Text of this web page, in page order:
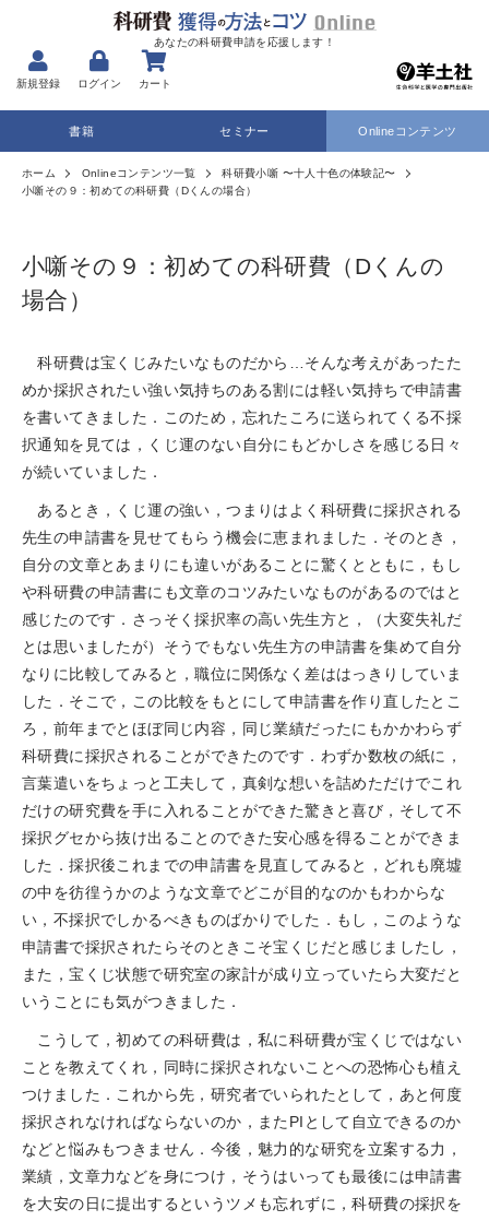
あなたの科研費申請を応援します！
新規登録 ログイン カート
書籍 セミナー Onlineコンテンツ
ホーム Onlineコンテンツ一覧
科研費小噺 〜十人十色の体験記〜
小噺その９：初めての科研費（Dくんの場合）
小噺その９：初めての科研費（Dくんの
場合）
科研費は宝くじみたいなものだから…そんな考えがあったた
めか採択されたい強い気持ちのある割には軽い気持ちで申請書
を書いてきました．このため，忘れたころに送られてくる不採
択通知を見ては，くじ運のない自分にもどかしさを感じる日々
が続いていました．
あるとき，くじ運の強い，つまりはよく科研費に採択される
先生の申請書を見せてもらう機会に恵まれました．そのとき，
自分の文章とあまりにも違いがあることに驚くとともに，もし
や科研費の申請書にも文章のコツみたいなものがあるのではと
感じたのです．さっそく採択率の高い先生方と，（大変失礼だ
とは思いましたが）そうでもない先生方の申請書を集めて自分
なりに比較してみると，職位に関係なく差ははっきりしていま
した．そこで，この比較をもとにして申請書を作り直したとこ
ろ，前年までとほぼ同じ内容，同じ業績だったにもかかわらず
科研費に採択されることができたのです．わずか数枚の紙に，
言葉遣いをちょっと工夫して，真剣な想いを詰めただけでこれ
だけの研究費を手に入れることができた驚きと喜び，そして不
採択グセから抜け出ることのできた安心感を得ることができま
した．採択後これまでの申請書を見直してみると，どれも廃墟
の中を彷徨うかのような文章でどこが目的なのかもわからな
い，不採択でしかるべきものばかりでした．もし，このような
申請書で採択されたらそのときこそ宝くじだと感じましたし，
また，宝くじ状態で研究室の家計が成り立っていたら大変だと
いうことにも気がつきました．
こうして，初めての科研費は，私に科研費が宝くじではない
ことを教えてくれ，同時に採択されないことへの恐怖心も植え
つけました．これから先，研究者でいられたとして，あと何度
採択されなければならないのか，またPIとして自立できるのか
などと悩みもつきません．今後，魅力的な研究を立案する力，
業績，文章力などを身につけ，そうはいっても最後には申請書
を大安の日に提出するというツメも忘れずに，科研費の採択を